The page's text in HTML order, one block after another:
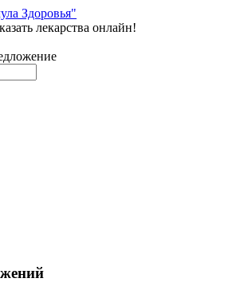
лекарства онлайн!